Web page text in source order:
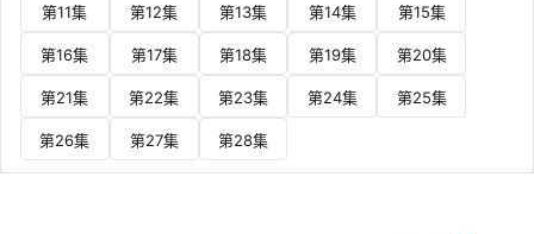
第11集 第12集 第13集 第14集 第15集
第16集 第17集 第18集 第19集 第20集
第21集 第22集 第23集 第24集 第25集
第26集 第27集 第28集